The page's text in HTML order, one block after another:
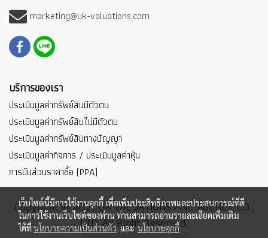
marketing@uk-valuations.com
บริการของเรา
ประเมินมูลค่าทรัพย์สินมีตัวตน
ประเมินมูลค่าทรัพย์สินไม่มีตัวตน
ประเมินมูลค่าทรัพย์สินทางปัญญา
ประเมินมูลค่ากิจการ / ประเมินมูลค่าหุ้น
การปันส่วนราคาซื้อ (PPA)
Copyright © 2021 UK VALUATIONS AND AGENCY CO.,
LTD. All Right Reserved.
เว็บไซต์นี้มีการใช้งานคุกกี้ เพื่อเพิ่มประสิทธิภาพและประสบการณ์ที่ดี
ในการใช้งานเว็บไซต์ของท่าน ท่านสามารถอ่านรายละเอียดเพิ่มเติม
ได้ที่นโยบายความเป็นส่วนตัวและนโยบายคุกกี้